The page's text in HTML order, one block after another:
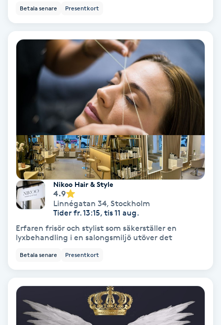
Fet hårbotten
Fettreducering
Fibromassage
Fillers
Fotmassage
Fotsvamp
Fotvård
Fransar
Fransfärgning
Betala senare Presentkort
Nikoo Hair & Style
4.9
Linnégatan 34, Stockholm
Tider fr. 13:15, tis 11 aug.
Erfaren frisör och stylist som säkerställer en
lyxbehandling i en salongsmiljö utöver det
Betala senare Presentkort